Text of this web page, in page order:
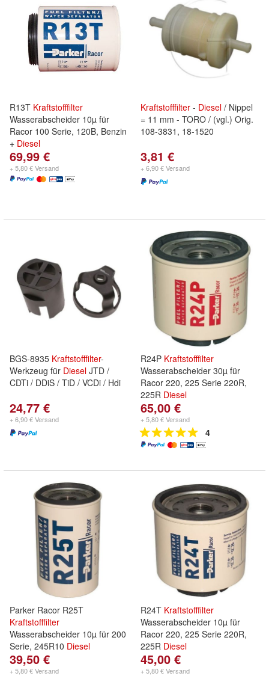
R13T Kraftstofffilter
Wasserabscheider 10µ für
Racor 100 Serie, 120B, Benzin
+ Diesel
69,99 €
+ 5,80 € Versand
Kraftstofffilter - Diesel / Nippel
= 11 mm - TORO / (vgl.) Orig.
108-3831, 18-1520
3,81 €
+ 6,90 € Versand
BGS-8935 Kraftstofffilter-
Werkzeug für Diesel JTD /
CDTi / DDiS / TiD / VCDi / Hdi
24,77 €
+ 6,90 € Versand
R24P Kraftstofffilter
Wasserabscheider 30µ für
Racor 220, 225 Serie 220R,
225R Diesel
65,00 €
+ 5,80 € Versand
4
Parker Racor R25T
Kraftstofffilter
Wasserabscheider 10µ für 200
Serie, 245R10 Diesel
39,50 €
+ 5,80 € Versand
R24T Kraftstofffilter
Wasserabscheider 10µ für
Racor 220, 225 Serie 220R,
225R Diesel
45,00 €
+ 5,80 € Versand